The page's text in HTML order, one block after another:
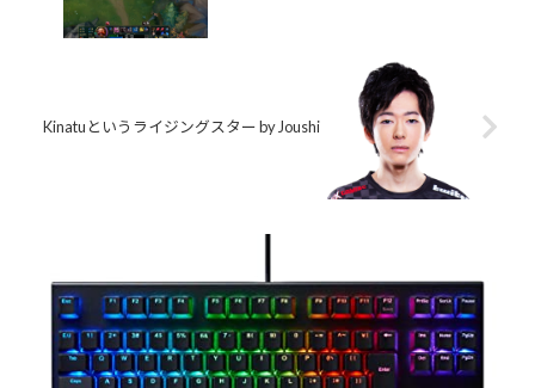
Kinatuというライジングスター by Joushi